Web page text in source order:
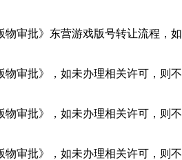
批》东营游戏版号转让流程，
批》，如未办理相关许可，则不
批》，如未办理相关许可，则不
批》，如未办理相关许可，则不